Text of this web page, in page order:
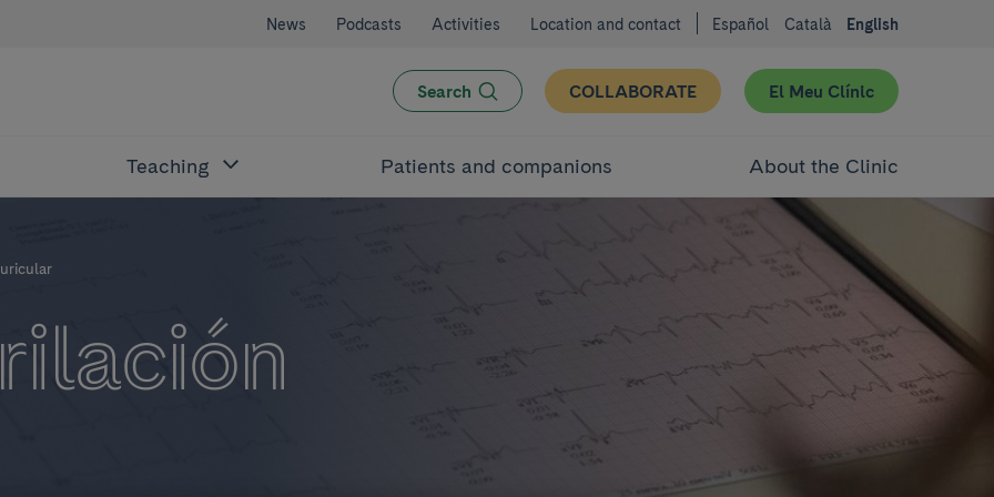
News Podcasts Activities Location and contact Español Català English
Search COLLABORATE El Meu Clínic
Teaching Patients and companions About the Clinic